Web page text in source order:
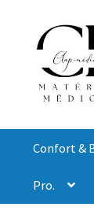
Confort &
Pro.